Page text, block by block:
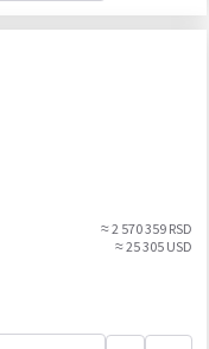
≈ 2 570 359 RSD
≈ 25 305 USD